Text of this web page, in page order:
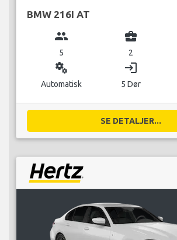
BMW 216I AT
group
5
business_center
2
miscellaneous_services
Automatisk
login
5 Dør
SE DETALJER...